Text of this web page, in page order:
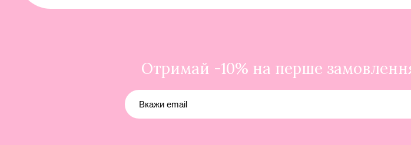
Отримай -10% на перше